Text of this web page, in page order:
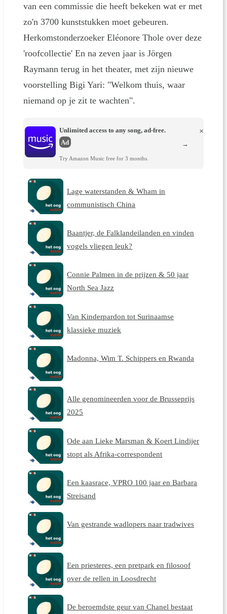
van een commissie die heeft bekeken wat er met
zo'n 3700 kunststukken moet gebeuren.
Herkomstonderzoeker Eléonore Thole over deze
'roofcollectie' En na zeven jaar is Jörgen
Raymann terug in het theater, met zijn nieuwe
voorstelling Bigi Yari: "Welkom thuis, waar
niemand op je zit te wachten".
Unlimited access to any song, ad-free.
Ad
Try Amazon Music free for 3 months.
×
→
Lage waterstanden & Wham in
communistisch China
Baantjer, de Falklandeilanden en vinden
vogels vliegen leuk?
Connie Palmen in de prijzen & 50 jaar
North Sea Jazz
Van Kinderpardon tot Surinaamse
klassieke muziek
Madonna, Wim T. Schippers en Rwanda
Alle genomineerden voor de Brusseprijs
2025
Ode aan Lieke Marsman & Koert Lindijer
stopt als Afrika-correspondent
Een kaasrace, VPRO 100 jaar en Barbara
Streisand
Van gestrande wadlopers naar tradwives
Een priesteres, een pretpark en filosoof
over de rellen in Loosdrecht
De beroemdste geur van Chanel bestaat